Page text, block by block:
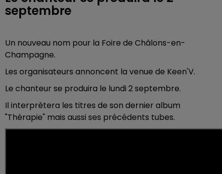
septembre
Un nouveau nom pour la Foire de Châlons-en-
Champagne.
Les organisateurs annoncent la venue de Keen'V.
Le chanteur se produira le lundi 2 septembre.
Il interprètera les titres de son dernier album
"Thérapie" mais aussi ses précédents tubes.